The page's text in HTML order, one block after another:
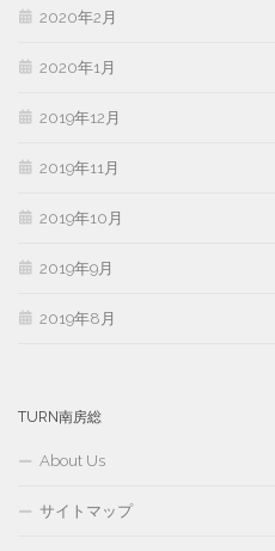
2020年2月
2020年1月
2019年12月
2019年11月
2019年10月
2019年9月
2019年8月
TURN南房総
About Us
サイトマップ